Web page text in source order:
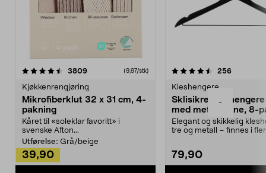
-
3809anmeldelser(9,97/stk)
Kjøkkenrengjøring
Mikrofiberklut 32 x 31 cm, 4-
pakning
Kåret til «soleklar favoritt» i
svenske Afton...
Utførelse: Grå/beige
39,90
4.5av 5 stjerner 256
Kleshengere
Sklisikre
med metallpinne, 8-
Elegant og skikkelig
tre og metall – finnes i
79,90
4.5av 5 stjerner